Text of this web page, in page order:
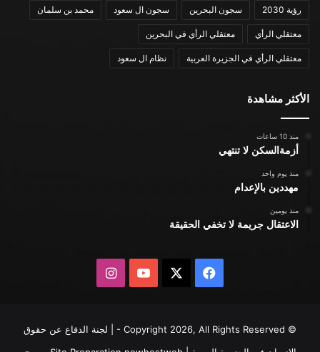
رؤية 2030 سجون البحرين سجون ال سعود محمد بن سلمان
معتقلي الرأي معتقلي الرأي في البحرين
معتقلي الرأي في الجزيرة العربية نظام ال سعود
الأكثر مشاهدة
منذ 10 ساعات
أزمةالسكن لا تنتهي
منذ يوم واحد
مهددين بالإعدام
منذ يومين
الاعتقال جريمة لا تخفي الحقيقة
فيسبوك يوتيوبانستقرام
© Copyright 2026, All Rights Reserved - | لجنة الدفاع عن حقوق